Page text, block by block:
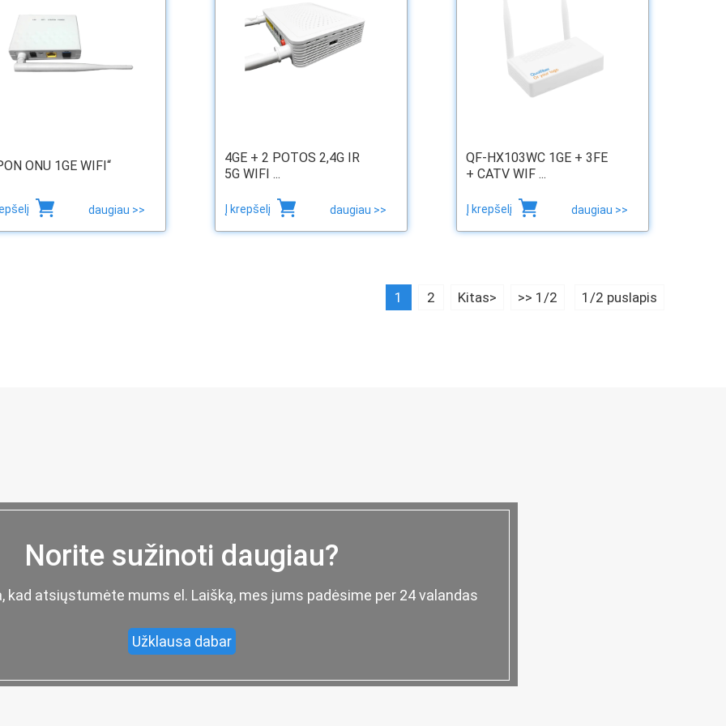
ONU 1GE WIFI“
daugiau >>
4GE + 2 POTOS 2,4G IR
5G WIFI ...
Į krepšelį daugiau >>
QF-HX103WC 1GE + 3FE
+ CATV WIF ...
Į krepšelį daugiau >>
1 2 Kitas> >> 1/2 1/2 puslapis
Norite sužinoti daugiau?
kad atsiųstumėte mums el. Laišką, mes jums padėsime per 24 valandas
Užklausa dabar